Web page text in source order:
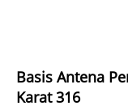
Basis Antena
Karat 316